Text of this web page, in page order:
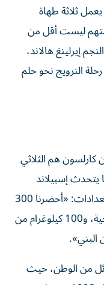
ثلاثة طهاة
ليست أقل من
إيرلينغ هالاند،
النرويج نحو حلم
كارلسون هم الثلاثي
يتحدث إسبيلاند
لـ«ذي أثليتيك»، يكشف عن حجم الاستعدادات: «أحضرنا 300
كيلوغرام من السلمون والأسماك النرويجية، و100 كيلوغرام من
من الوطن، حيث